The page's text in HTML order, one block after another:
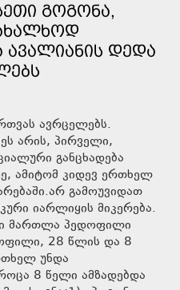
ᲒᲝᲒᲝᲜᲐ,
ᲐᲕᲐᲚᲘᲐᲜᲘᲡ ᲓᲔᲓᲐ
ავრცელებს.
არის, პირველი,
განცხადება
ამიტომ კიდევ ერთხელ
გამოუვიდათ
იარლიყის მიკერება.
მართლა პედოფილი
28 წლის და 8
უნდა
8 წელი ამზადებდა